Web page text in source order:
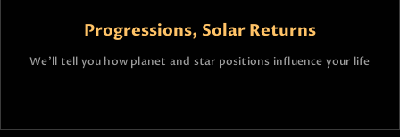
Progressions, Solar Returns
We’ll tell you how planet and star positions influence your life